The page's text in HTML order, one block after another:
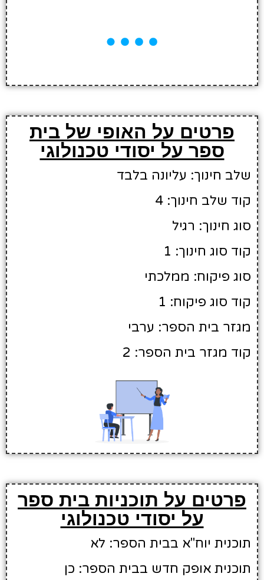
פרטים על האופי של בית
ספר על יסודי טכנולוגי
שלב חינוך: עליונה בלבד
קוד שלב חינוך: 4
סוג חינוך: רגיל
קוד סוג חינוך: 1
סוג פיקוח: ממלכתי
קוד סוג פיקוח: 1
מגזר בית הספר: ערבי
קוד מגזר בית הספר: 2
פרטים על תוכניות בית ספר
על יסודי טכנולוגי
תוכנית יוח"א בבית הספר: לא
תוכנית אופק חדש בבית הספר: כן